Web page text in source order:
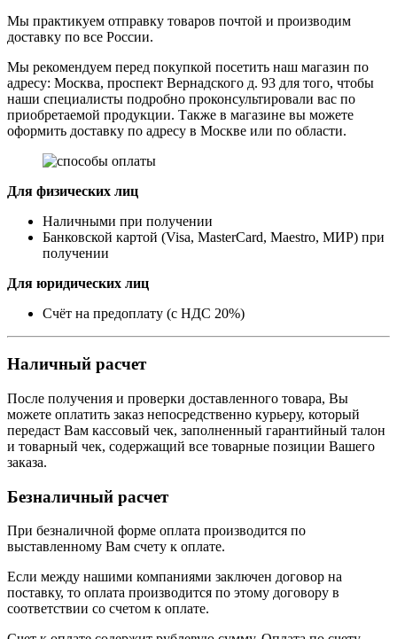
Мы практикуем отправку товаров почтой и производим
доставку по все России.
Мы рекомендуем перед покупкой посетить наш магазин по
адресу: Москва, проспект Вернадского д. 93 для того, чтобы
наши специалисты подробно проконсультировали вас по
приобретаемой продукции. Также в магазине вы можете
оформить доставку по адресу в Москве или по области.
Для физических лиц
Наличными при получении
Банковской картой (Visa, MasterCard, Maestro, МИР) при
получении
Для юридических лиц
Счёт на предоплату (с НДС 20%)
Наличный расчет
После получения и проверки доставленного товара, Вы
можете оплатить заказ непосредственно курьеру, который
передаст Вам кассовый чек, заполненный гарантийный талон
и товарный чек, содержащий все товарные позиции Вашего
заказа.
Безналичный расчет
При безналичной форме оплата производится по
выставленному Вам счету к оплате.
Если между нашими компаниями заключен договор на
поставку, то оплата производится по этому договору в
соответствии со счетом к оплате.